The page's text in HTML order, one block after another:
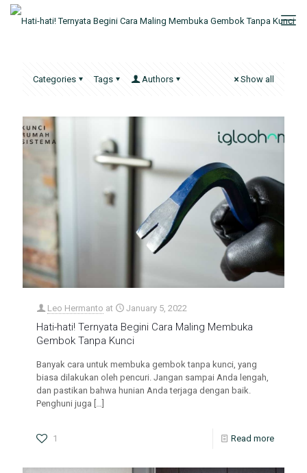
Categories Tags Authors Show all
Leo Hermanto at January 5, 2022
Hati-hati! Ternyata Begini Cara Maling Membuka
Gembok Tanpa Kunci
Banyak cara untuk membuka gembok tanpa kunci, yang
biasa dilakukan oleh pencuri. Jangan sampai Anda lengah,
dan pastikan bahwa hunian Anda terjaga dengan baik.
Penghuni juga
1 Read more